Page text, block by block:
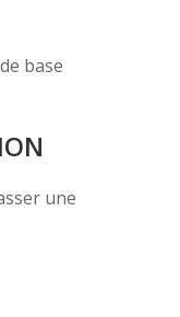
base
une